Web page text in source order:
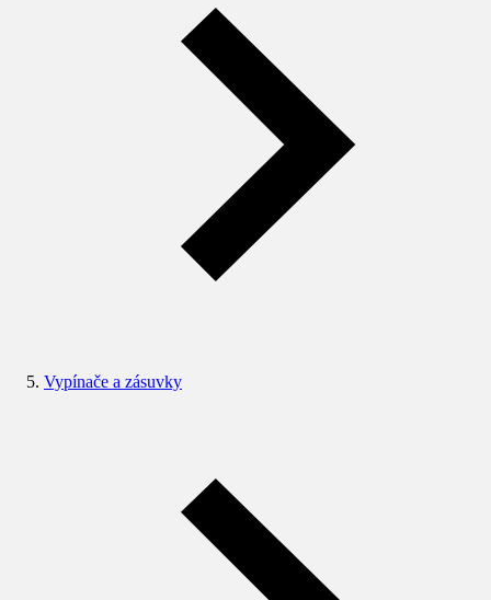
Vypínače a zásuvky